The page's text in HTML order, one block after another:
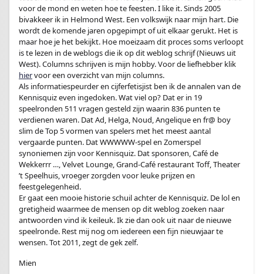
voor de mond en weten hoe te feesten. I like it. Sinds 2005
bivakkeer ik in Helmond West. Een volkswijk naar mijn hart. Die
wordt de komende jaren opgepimpt of uit elkaar gerukt. Het is
maar hoe je het bekijkt. Hoe moeizaam dit proces soms verloopt
is te lezen in de weblogs die ik op dit weblog schrijf (Nieuws uit
West). Columns schrijven is mijn hobby. Voor de liefhebber klik
hiervoor een overzicht van mijn columns.
Als informatiespeurder en cijferfetisjist ben ik de annalen van de
Kennisquiz even ingedoken. Wat viel op? Dat er in 19
speelronden 511 vragen gesteld zijn waarin 836 punten te
verdienen waren. Dat Ad, Helga, Noud, Angelique en fr@ boy
slim de Top 5 vormen van spelers met het meest aantal
vergaarde punten. Dat WWWWW-spel en Zomerspel
synoniemen zijn voor Kennisquiz. Dat sponsoren, Café de
Wekkerrr …, Velvet Lounge, Grand-Café restaurant Toff, Theater
’t Speelhuis, vroeger zorgden voor leuke prijzen en
feestgelegenheid.
Er gaat een mooie historie schuil achter de Kennisquiz. De lol en
gretigheid waarmee de mensen op dit weblog zoeken naar
antwoorden vind ik keileuk. Ik zie dan ook uit naar de nieuwe
speelronde. Rest mij nog om iedereen een fijn nieuwjaar te
wensen. Tot 2011, zegt de gek zelf.
Mien